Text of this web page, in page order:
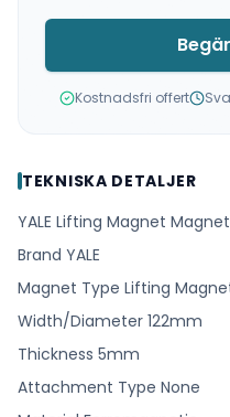
Kostnadsfri offert
TEKNISKA DETALJER
YALE Lifting Magnet
Brand YALE
Magnet Type Lifting
Width/Diameter 122mm
Thickness 5mm
Attachment Type None